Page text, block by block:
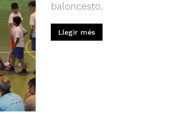
baloncesto.
Llegir més